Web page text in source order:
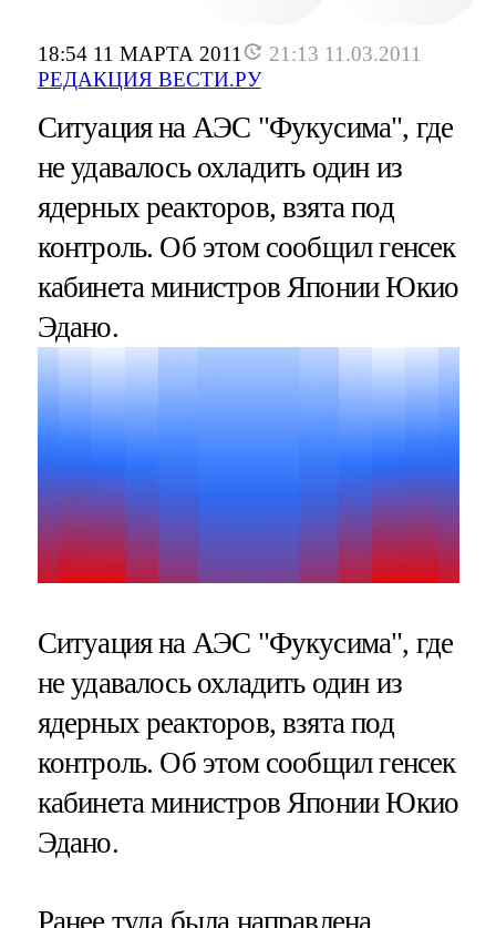
18:54 11 МАРТА 2011
21:13 11.03.2011
РЕДАКЦИЯ ВЕСТИ.РУ
Ситуация на АЭС "Фукусима", где
не удавалось охладить один из
ядерных реакторов, взята под
контроль. Об этом сообщил генсек
кабинета министров Японии Юкио
Эдано.
Ситуация на АЭС "Фукусима", где
не удавалось охладить один из
ядерных реакторов, взята под
контроль. Об этом сообщил генсек
кабинета министров Японии Юкио
Эдано.
Ранее туда была направлена